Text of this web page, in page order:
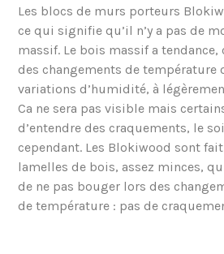
Les blocs de murs porteurs
ce qui signifie qu’il n’y a pas de
massif. Le bois massif a
des changements de température
variations d’humidité, à
Ca ne sera pas visible mais
d’entendre des craquements, le
cependant. Les Blokiwood sont
lamelles de bois, assez minces,
de ne pas bouger lors des
de température : pas de